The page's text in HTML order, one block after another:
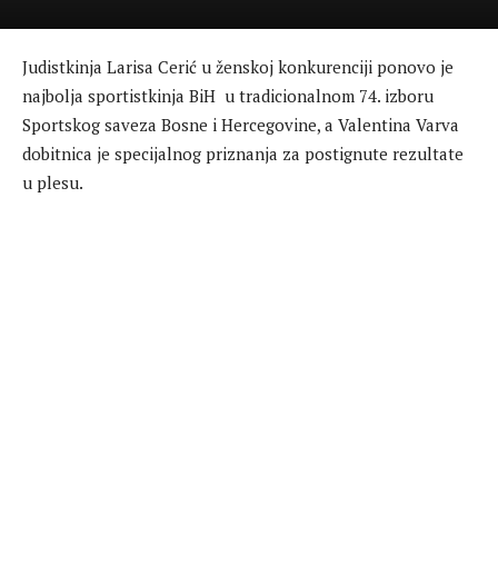
Judistkinja Larisa Cerić u ženskoj konkurenciji ponovo je
najbolja sportistkinja BiH u tradicionalnom 74. izboru
Sportskog saveza Bosne i Hercegovine, a Valentina Varva
dobitnica je specijalnog priznanja za postignute rezultate
u plesu.